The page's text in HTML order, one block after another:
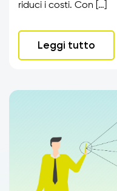
riduci i costi. Con […]
Leggi tutto